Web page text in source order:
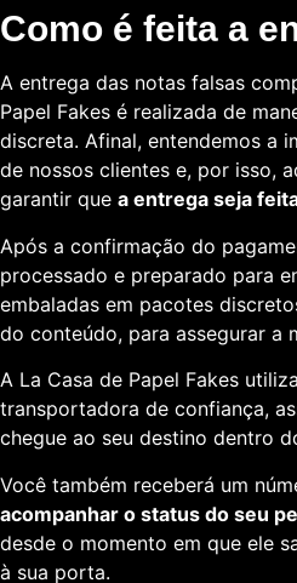
Como é feita a
A entrega das notas falsas
Papel Fakes é realizada de
discreta. Afinal, entendemos a
de nossos clientes e, por isso,
garantir que a entrega seja
Após a confirmação do
processado e preparado para
embaladas em pacotes
do conteúdo, para assegurar a
A La Casa de Papel Fakes
transportadora de confiança,
chegue ao seu destino dentro
Você também receberá um
acompanhar o status do seu
desde o momento em que ele
à sua porta.